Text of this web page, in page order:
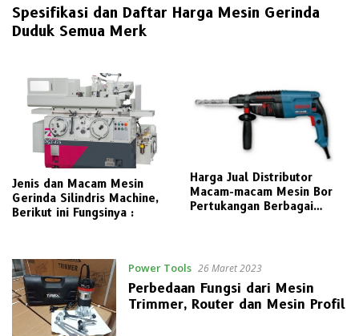
Spesifikasi dan Daftar Harga Mesin Gerinda
Duduk Semua Merk
Jenis dan Macam Mesin
Gerinda Silindris Machine,
Berikut ini Fungsinya :
Harga Jual Distributor
Macam-macam Mesin Bor
Pertukangan Berbagai
Power Tools 26 Maret 2023
Perbedaan Fungsi dari Mesin
Trimmer, Router dan Mesin Profil